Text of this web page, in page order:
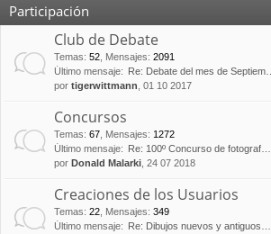
Participación
Club de Debate
Temas: 52 Mensajes: 2091
Último mensaje:
Re: Debate del mes de Septiem…
por tigerwittmann , 01 10 2017
Concursos
Temas: 67 Mensajes: 1272
Último mensaje:
Re: 100º Concurso de fotograf…
por Donald Malarki , 24 07 2018
Creaciones de los Usuarios
Temas: 22 Mensajes: 349
Último mensaje:
Re: Dibujos nuevos y antiguos…